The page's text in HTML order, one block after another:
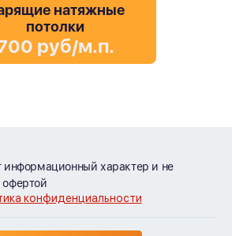
натяжные
потолки
руб/м.п.
информационный характер и не
офертой
конфиденциальности